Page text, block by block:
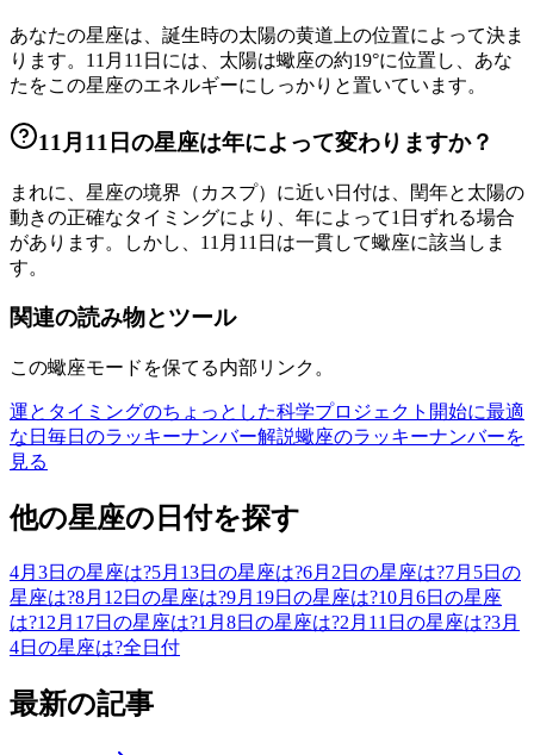
あなたの星座は、誕生時の太陽の黄道上の位置によって決ま
ります。11月11日には、太陽は蠍座の約19°に位置し、あな
たをこの星座のエネルギーにしっかりと置いています。
11月11日の星座は年によって変わりますか？
まれに、星座の境界（カスプ）に近い日付は、閏年と太陽の
動きの正確なタイミングにより、年によって1日ずれる場合
があります。しかし、11月11日は一貫して蠍座に該当しま
す。
関連の読み物とツール
この蠍座モードを保てる内部リンク。
運とタイミングのちょっとした科学プロジェクト開始に最適
な日 毎日のラッキーナンバー解説蠍座のラッキーナンバーを
見る
他の星座の日付を探す
4月3日の星座は?5月13日の星座は?6月2日の星座は?7月5日の
星座は?8月12日の星座は?9月19日の星座は?10月6日の星座
は?12月17日の星座は?1月8日の星座は?2月11日の星座は?3月
4日の星座は?全日付
最新の記事